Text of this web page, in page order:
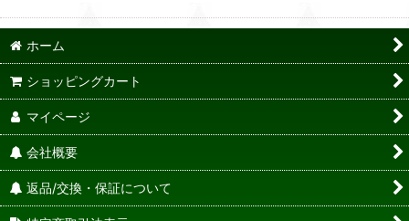
ホーム
ショッピングカート
マイページ
会社概要
返品/交換・保証について